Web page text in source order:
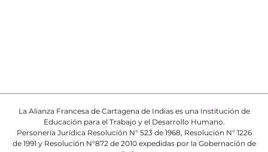
La Alianza Francesa de Cartagena de Indias es una Institución de
Educación para el Trabajo y el Desarrollo Humano.
Personería Jurídica Resolución N° 523 de 1968, Resolución N° 1226
de 1991 y Resolución N°872 de 2010 expedidas por la Gobernación de